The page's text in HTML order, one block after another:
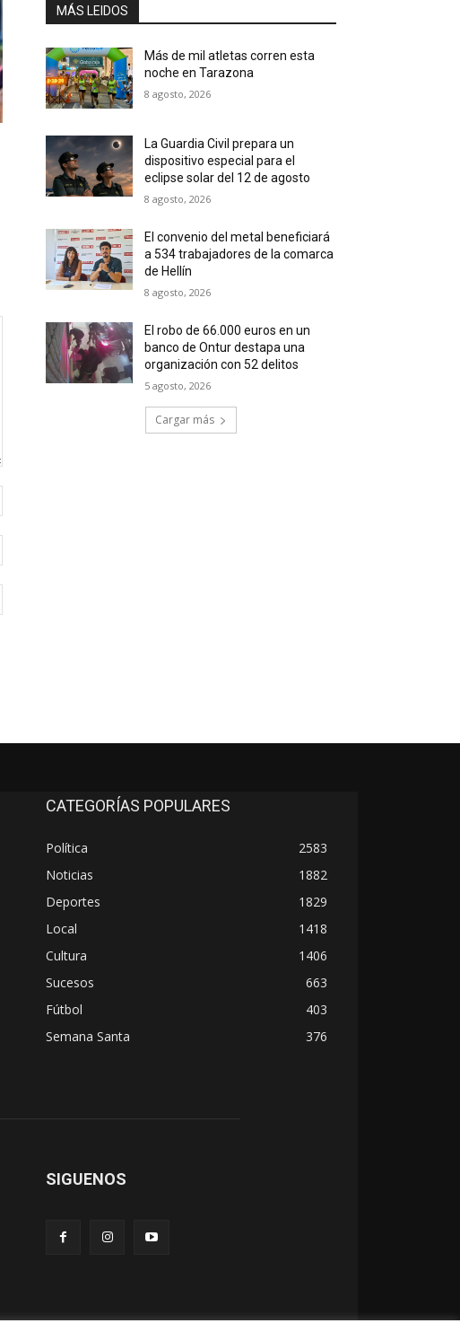
electrónico:*
web:
MÁS LEIDOS
Más de mil atletas corren esta
noche en Tarazona
8 agosto, 2026
La Guardia Civil prepara un
dispositivo especial para el
eclipse solar del 12 de agosto
8 agosto, 2026
El convenio del metal beneficiará
a 534 trabajadores de la comarca
de Hellín
8 agosto, 2026
El robo de 66.000 euros en un
banco de Ontur destapa una
organización con 52 delitos
5 agosto, 2026
Cargar más
CATEGORÍAS POPULARES
Política
2583
Noticias
1882
Deportes
1829
Local
1418
Cultura
1406
Sucesos
663
Fútbol
403
Semana Santa
376
SIGUENOS